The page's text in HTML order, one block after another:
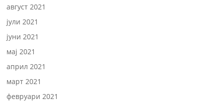
август 2021
јули 2021
јуни 2021
мај 2021
април 2021
март 2021
февруари 2021